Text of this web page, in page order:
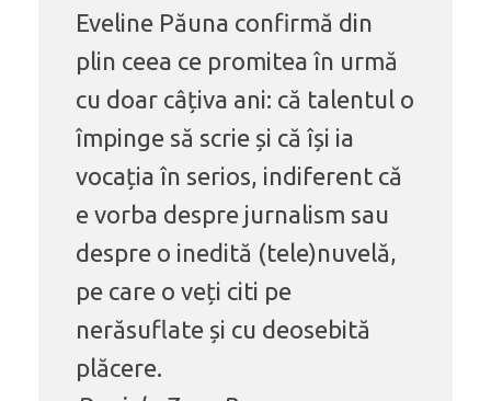
Eveline Păuna confirmă din
plin ceea ce promitea în urmă
cu doar câțiva ani: că talentul o
împinge să scrie și că își ia
vocația în serios, indiferent că
e vorba despre jurnalism sau
despre o inedită (tele)nuvelă,
pe care o veți citi pe
nerăsuflate și cu deosebită
plăcere.